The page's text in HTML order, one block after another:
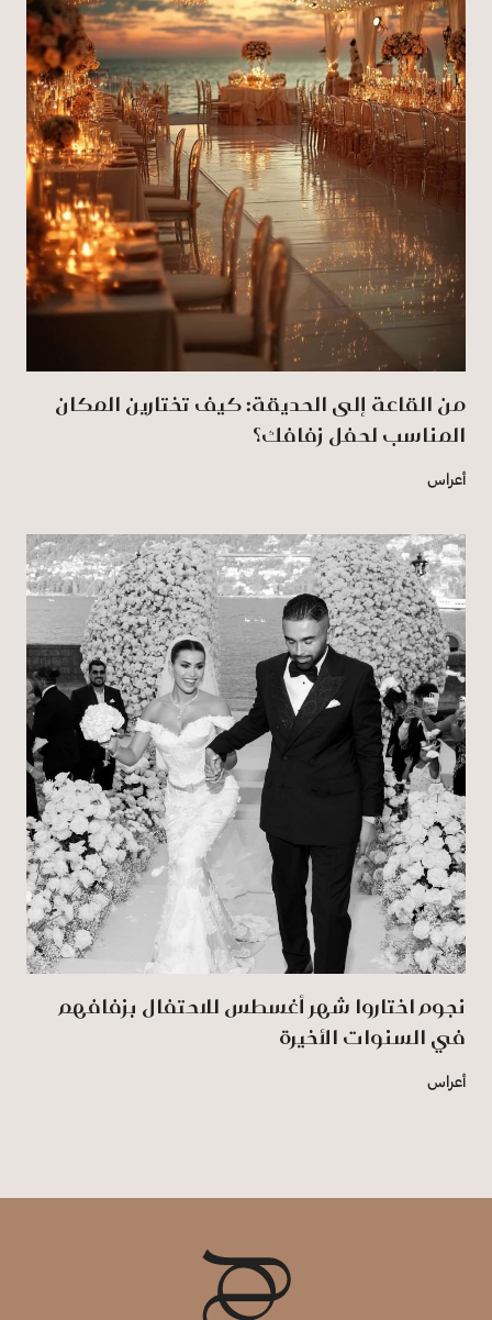
من القاعة إلى الحديقة: كيف تختارين المكان
المناسب لحفل زفافك؟
أعراس
نجوم اختاروا شهر أغسطس للاحتفال بزفافهم
في السنوات الأخيرة
أعراس